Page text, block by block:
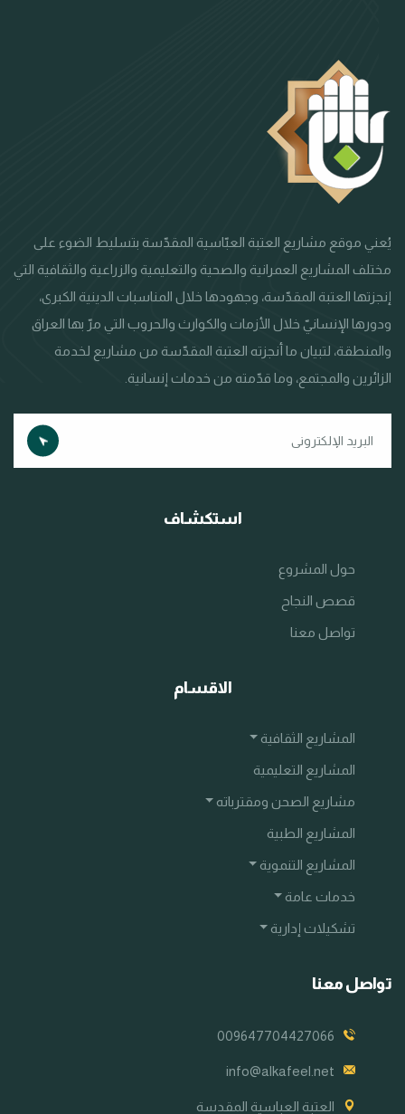
يُعني موقع مشاريع العتبة العبّاسية المقدّسة بتسليط الضوء على
مختلف المشاريع العمرانية والصحية والتعليمية والزراعية والثقافية التي
إنجزتها العتبة المقدّسة، وجهودها خلال المناسبات الدينية الكبرى،
ودورها الإنسانيّ خلال الأزمات والكوارث والحروب التي مرّ بها العراق
والمنطقة، لتبيان ما أنجزته العتبة المقدّسة من مشاريع لخدمة
الزائرين والمجتمع، وما قدّمته من خدمات إنسانية.
استكشاف
حول المشروع
قصص النجاح
تواصل معنا
الاقسام
المشاريع الثقافية
المشاريع التعليمية
مشاريع الصحن ومقترباته
المشاريع الطبية
المشاريع التنموية
خدمات عامة
تشكيلات إدارية
تواصل معنا
009647704427066
info@alkafeel.net
العتبة العباسية المقدسة